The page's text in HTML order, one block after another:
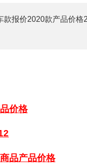
报价2020款产品价
价格
品产品价格